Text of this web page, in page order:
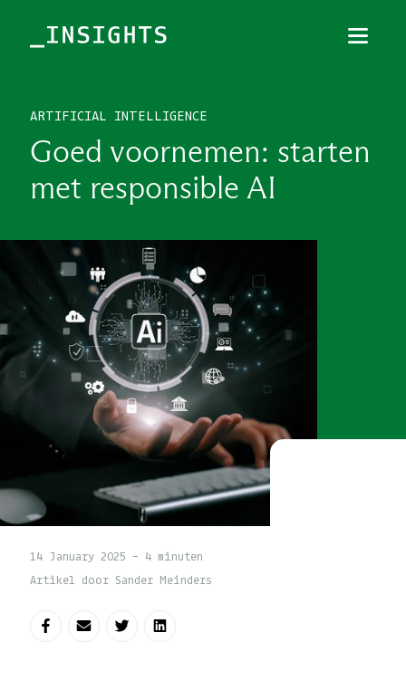
ARTIFICIAL INTELLIGENCE
Goed voornemen: starten
met responsible AI
14 January 2025 - 4 minuten
Artikel door Sander Meinders
TOPICS
THEMES
PODCAST
NIEUWSBRIEF